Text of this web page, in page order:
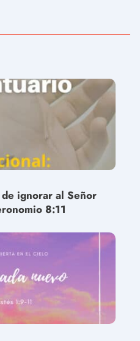
de ignorar al Señor
8:11